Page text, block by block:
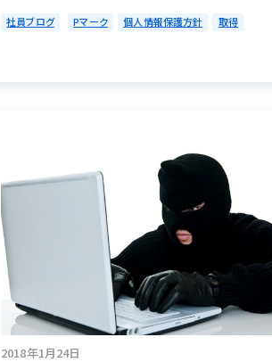
社員ブログ Pマーク 個人情報保護方針 取得
2018年1月24日